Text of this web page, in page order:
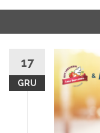
content
17
GRU